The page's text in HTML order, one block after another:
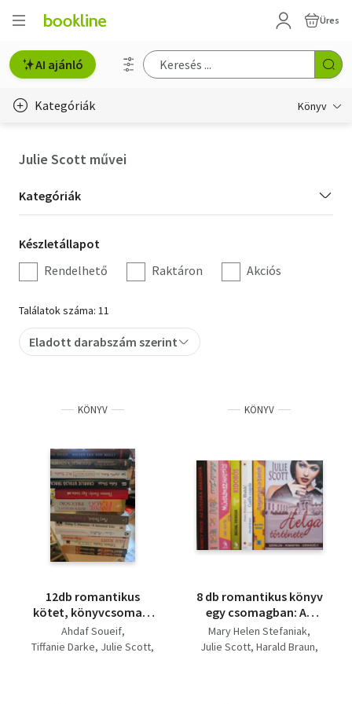
Üres
AI ajánló
Kategóriák Könyv
Hobbi, szabadidő
Irodalom
Művészet
Szakkönyv
Tankönyv, segédkönyv
Társadalomtudomány
Természettudomány
Történelem
Vallás
Julie Scott művei
Kategória
szűrés
Kategóriák
Készletállapot
szűrés
Készletállapot
Rendelhető
Raktáron Akciós
Találatok száma: 11
Eladott darabszám szerint
KÖNYV
12db romantikus
kötet, könyvcsomag:
Szerelmem, Egyiptom
I-II+ Úritök+ Helga
Ahdaf Soueif
Tiffanie Darke Julie Scott
KÖNYV
8 db romantikus könyv
egy csomagban: Az
éjszaka asszonya -
Szédült Las Vegas -
Mary Helen Stefaniak
Julie Scott Harald Braun